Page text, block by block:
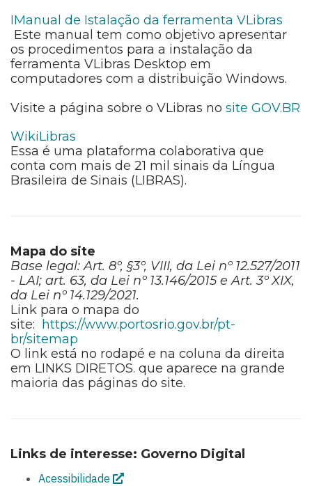
IManual de Istalação da ferramenta VLibras
Este manual tem como objetivo apresentar
os procedimentos para a instalação da
ferramenta VLibras Desktop em
computadores com a distribuição Windows.
Visite a página sobre o VLibras no site GOV.BR
WikiLibras
Essa é uma plataforma colaborativa que
conta com mais de 21 mil sinais da Língua
Brasileira de Sinais (LIBRAS).
Mapa do site
Base legal: Art. 8º, §3º, VIII, da Lei nº 12.527/2011
- LAI; art. 63, da Lei nº 13.146/2015 e Art. 3º XIX,
da Lei nº 14.129/2021.
Link para o mapa do
site:
https://www.portosrio.gov.br/pt-
br/sitemap
O link está no rodapé e na coluna da direita
em LINKS DIRETOS. que aparece na grande
maioria das páginas do site.
Links de interesse: Governo Digital
Acessibilidade